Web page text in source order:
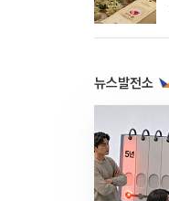
뉴스발전소